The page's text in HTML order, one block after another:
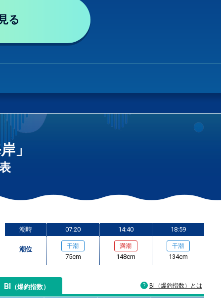
る
」
潮時
潮位
07:20
干潮
75cm
14:40
満潮
148cm
18:59
干潮
134cm
BI （爆釣指数） BI（爆釣指数）とは